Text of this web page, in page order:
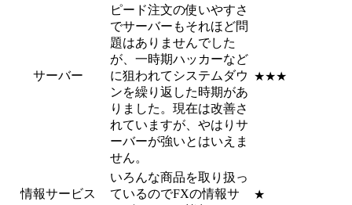
サーバー
ピード注文の使いやすさ
でサーバーもそれほど問
題はありませんでした
が、一時期ハッカーなど
に狙われてシステムダウ
ンを繰り返した時期があ
りました。現在は改善さ
れていますが、やはりサ
ーバーが強いとはいえま
せん。
★★★
情報サービス
いろんな商品を取り扱っ
ているのでFXの情報サ
★